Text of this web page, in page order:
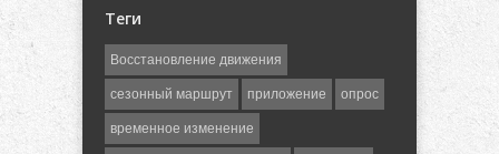
Теги
Восстановление движения
сезонный маршрут приложение опрос
временное изменение